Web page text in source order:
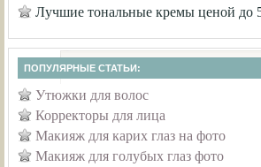
Лучшие тональные кремы ценой до
ПОПУЛЯРНЫЕ СТАТЬИ:
Утюжки для волос
Корректоры для лица
Макияж для карих глаз на фото
Макияж для голубых глаз фото